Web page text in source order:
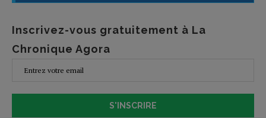
Inscrivez-vous gratuitement à La
Chronique Agora
S'INSCRIRE